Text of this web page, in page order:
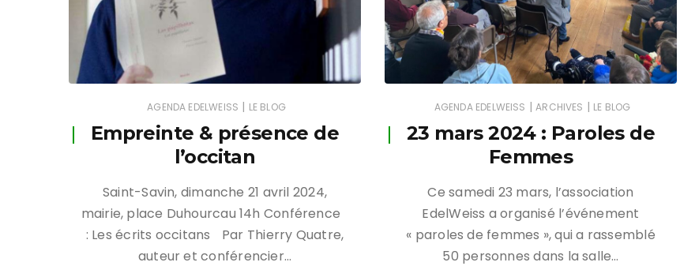
AGENDA EDELWEISS | LE BLOG
Empreinte & présence de
l’occitan
Saint-Savin, dimanche 21 avril 2024,
mairie, place Duhourcau 14h Conférence
: Les écrits occitans Par Thierry Quatre,
auteur et conférencier…
AGENDA EDELWEISS | ARCHIVES | LE BLOG
23 mars 2024 : Paroles de
Femmes
Ce samedi 23 mars, l’association
EdelWeiss a organisé l’événement
« paroles de femmes », qui a rassemblé
50 personnes dans la salle…